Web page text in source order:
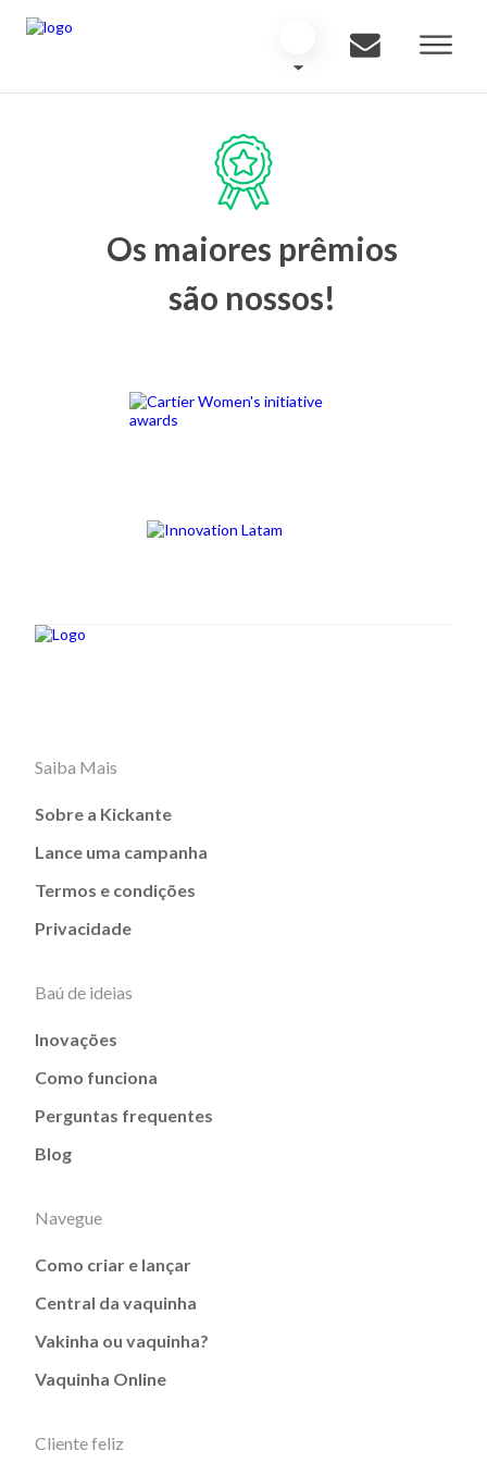
Os maiores prêmios
são nossos!
Saiba Mais
Sobre a Kickante
Lance uma campanha
Termos e condições
Privacidade
Baú de ideias
Inovações
Como funciona
Perguntas frequentes
Blog
Navegue
Como criar e lançar
Central da vaquinha
Vakinha ou vaquinha?
Vaquinha Online
Cliente feliz